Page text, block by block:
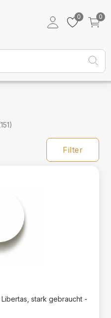
0
0
Filter
stark gebraucht -